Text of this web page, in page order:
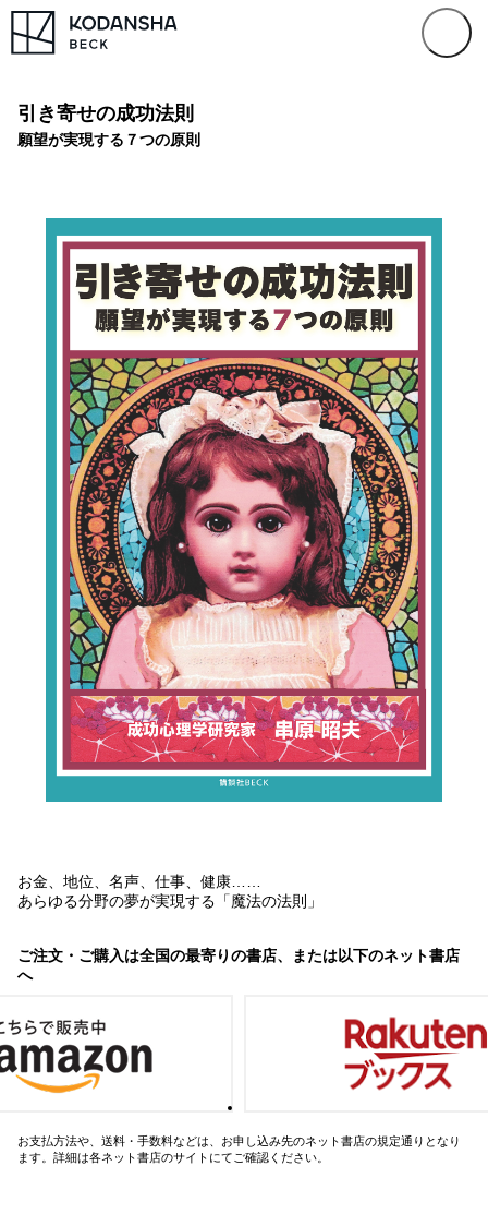
引き寄せの成功法則
願望が実現する７つの原則
お金、地位、名声、仕事、健康……
あらゆる分野の夢が実現する「魔法の法則」
ご注文・ご購入は全国の最寄りの書店、または以下のネット書店
へ
お支払方法や、送料・手数料などは、お申し込み先のネット書店の規定通りとなり
ます。詳細は各ネット書店のサイトにてご確認ください。